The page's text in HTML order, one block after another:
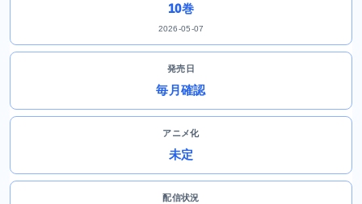
10巻
2026-05-07
発売日
毎月確認
アニメ化
未定
配信状況